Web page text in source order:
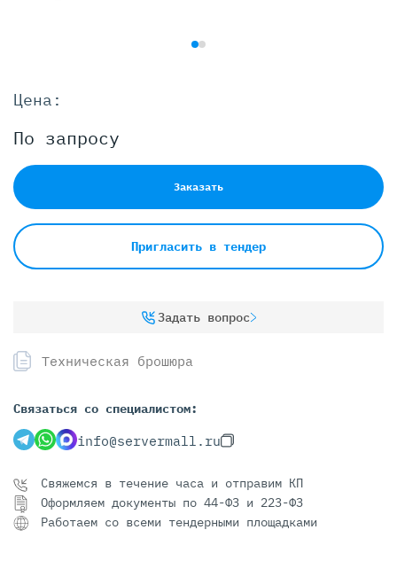
Цена:
По запросу
Заказать
Пригласить в тендер
Задать вопрос
Техническая брошюра
Связаться со специалистом:
info@servermall.ru
Свяжемся в течение часа и отправим КП
Оформляем документы по 44-ФЗ и 223-ФЗ
Работаем со всеми тендерными площадками